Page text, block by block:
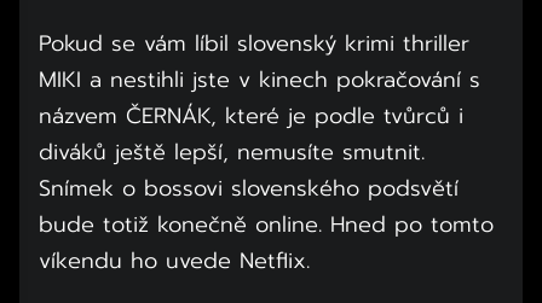
Pokud se vám líbil slovenský krimi thriller
MIKI a nestihli jste v kinech pokračování s
názvem ČERNÁK, které je podle tvůrců i
diváků ještě lepší, nemusíte smutnit.
Snímek o bossovi slovenského podsvětí
bude totiž konečně online. Hned po tomto
víkendu ho uvede Netflix.